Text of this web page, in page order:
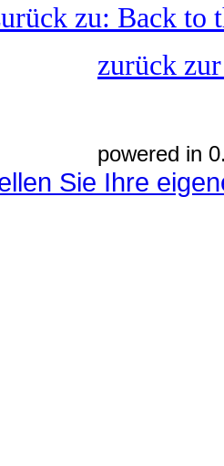
zu: Back to
zurück
powered in
Sie Ihre